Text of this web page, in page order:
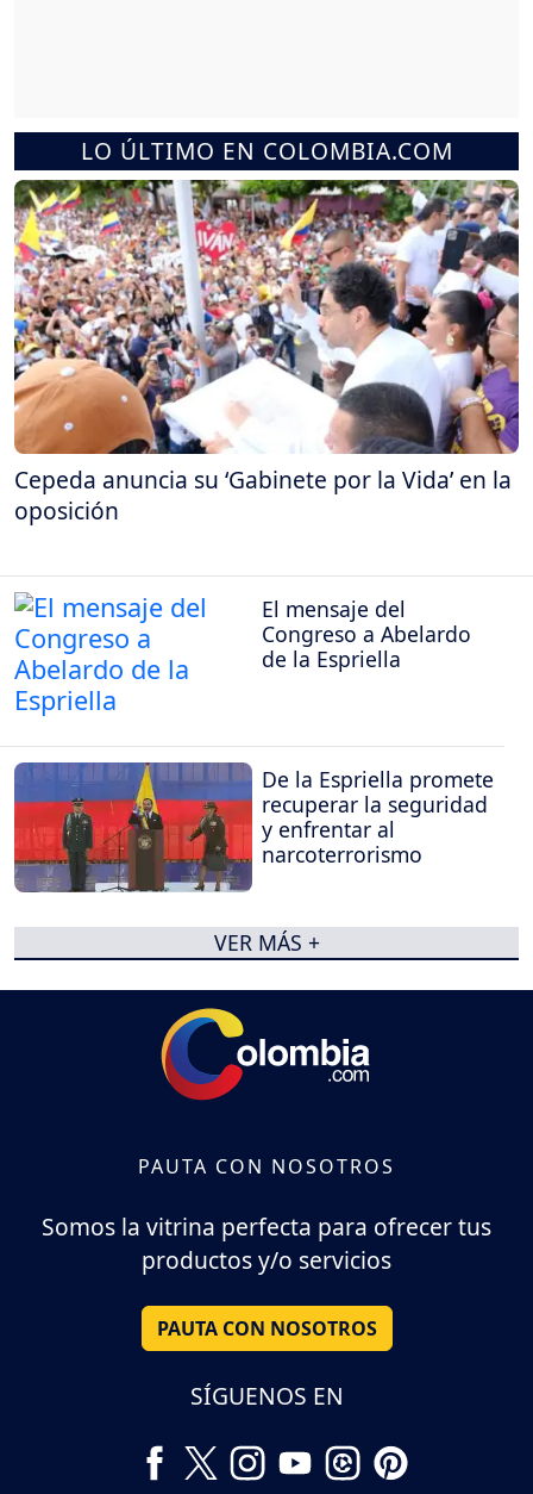
LO ÚLTIMO EN COLOMBIA.COM
Cepeda anuncia su ‘Gabinete por la Vida’ en la
oposición
El mensaje del
Congreso a Abelardo
de la Espriella
De la Espriella promete
recuperar la seguridad
y enfrentar al
narcoterrorismo
VER MÁS +
PAUTA CON NOSOTROS
Somos la vitrina perfecta para ofrecer tus
productos y/o servicios
PAUTA CON NOSOTROS
SÍGUENOS EN